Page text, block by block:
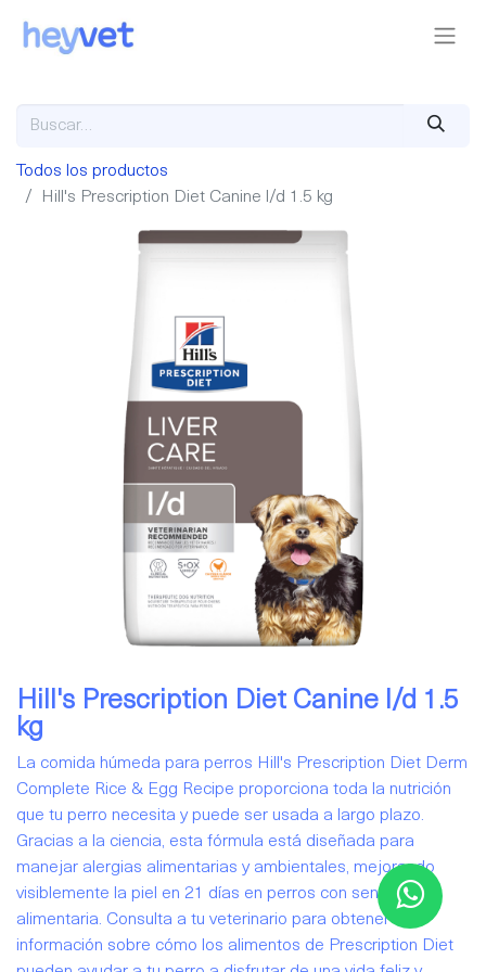
Todos los productos
Hill's Prescription Diet Canine l/d 1.5 kg
Hill's Prescription Diet Canine l/d 1.5
kg
La comida húmeda para perros Hill's Prescription Diet Derm
Complete Rice & Egg Recipe proporciona toda la nutrición
que tu perro necesita y puede ser usada a largo plazo.
Gracias a la ciencia, esta fórmula está diseñada para
manejar alergias alimentarias y ambientales, mejorando
visiblemente la piel en 21 días en perros con sensibilidad
alimentaria. Consulta a tu veterinario para obtener más
información sobre cómo los alimentos de Prescription Diet